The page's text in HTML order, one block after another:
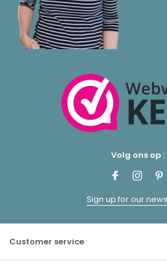
Volg ons op :
Sign up for our
Customer service